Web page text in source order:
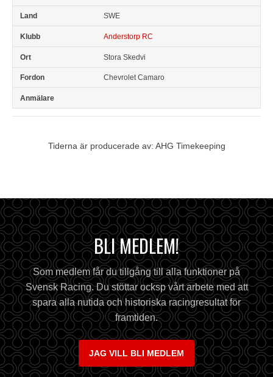
SWE
Anderstorp RC
Stora Skedvi
Chevrolet Camaro
Tiderna är producerade av: AHG Timekeeping
BLI MEDLEM!
Som medlem får du tillgång till alla funktioner på
Svensk Racing. Du stöttar ocksp vårt arbete med att
spara alla nutida och historiska racingresultat för
framtiden.
JAG VILL BLI MEDLEM